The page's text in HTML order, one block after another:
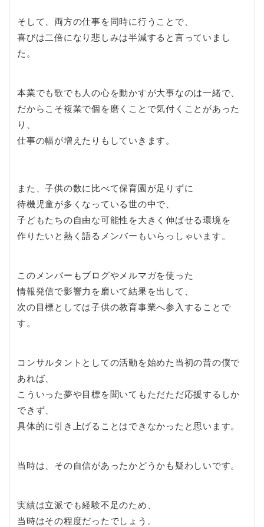
そして、両方の仕事を同時に行うことで、
喜びは二倍になり悲しみは半減すると言っていまし
た。
本業でも歌でも人の心を動かすが大事なのは一緒で、
だからこそ複業で個を磨くことで気付くことがあった
り、
仕事の幅が増えたりもしていきます。
また、子供の数に比べて保育園が足りずに
待機児童が多くなっている世の中で、
子どもたちの自由な可能性を大きく伸ばせる環境を
作りたいと熱く語るメンバーもいらっしゃいます。
このメンバーもブログやメルマガを使った
情報発信で影響力を磨いて結果を出して、
次の目標としては子供の教育事業へ参入することで
す。
コンサルタントとしての活動を始めた当初の昔の僕で
あれば、
こういった夢や目標を聞いてもただただ応援するしか
できず、
具体的に引き上げることはできなかったと思います。
当時は、その自信があったかどうかも疑わしいです。
実績は立派でも経験不足のため、
当時はその程度だったでしょう。